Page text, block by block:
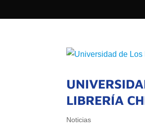
LIBRERÍA
Noticias